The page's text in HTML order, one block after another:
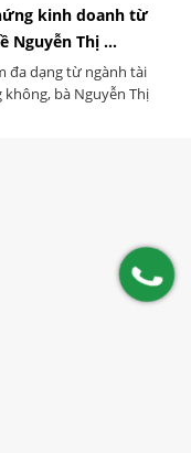
kinh doanh từ
Nguyễn Thị ...
đa dạng từ ngành tài
bà Nguyễn Thị
mình trong thế giới